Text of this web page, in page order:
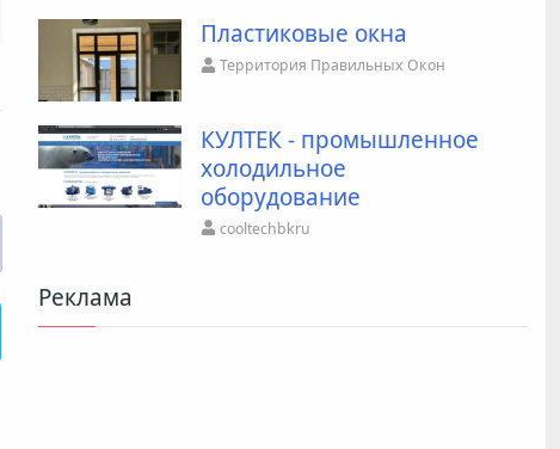
Пластиковые окна
Территория Правильных Окон
КУЛТЕК - промышленное
холодильное
оборудование
cooltechbkru
Реклама